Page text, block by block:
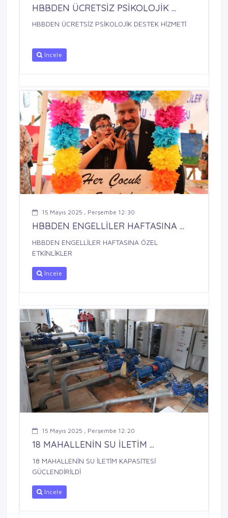
HBBDEN ÜCRETSİZ PSİKOLOJİK ...
HBBDEN ÜCRETSİZ PSİKOLOJİK DESTEK HİZMETİ
İncele
15 Mayıs 2025 , Perşembe 12:30
HBBDEN ENGELLİLER HAFTASINA ...
HBBDEN ENGELLİLER HAFTASINA ÖZEL
ETKİNLİKLER
İncele
15 Mayıs 2025 , Perşembe 12:20
18 MAHALLENİN SU İLETİM ...
18 MAHALLENİN SU İLETİM KAPASİTESİ
GÜÇLENDİRİLDİ
İncele